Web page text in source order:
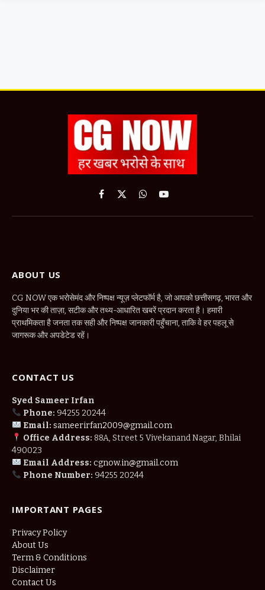
Facebook
X
WhatsApp
YouTube
ABOUT US
CG NOW एक भरोसेमंद और निष्पक्ष न्यूज़ प्लेटफॉर्म है, जो आपको छत्तीसगढ़, भारत और
दुनिया भर की ताज़ा, सटीक और तथ्य-आधारित खबरें प्रदान करता है। हमारी
प्राथमिकता है जनता तक सही और निष्पक्ष जानकारी पहुँचाना, ताकि वे हर पहलू से
जागरूक और अपडेटेड रहें।
CONTACT US
Syed Sameer Irfan
Phone: 94255 20244
Email: sameerirfan2009@gmail.com
Office Address: 88A, Street 5 Vivekanand Nagar, Bhilai
490023
Email Address: cgnow.in@gmail.com
Phone Number: 94255 20244
IMPORTANT PAGES
Privacy Policy
About Us
Term & Conditions
Disclaimer
Contact Us